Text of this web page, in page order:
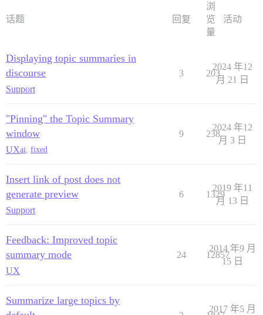
话题 回复
浏
览
量
活动
Displaying topic summaries in
discourse
Support
3 203
2024 年12
月 21 日
"Pinning" the Topic Summary
window
UXai, fixed
9 238
2024 年12
月 3 日
Insert link of post does not
generate preview
Support
6 1329
2019 年11
月 13 日
Feedback: Improved topic
summary mode
UX
24 12857
2014 年9 月
15 日
Summarize large topics by
2017 年5 月